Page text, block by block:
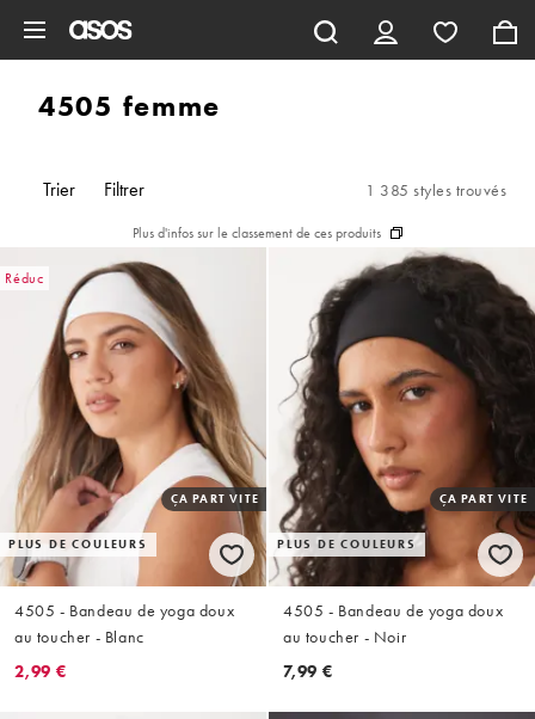
4505 femme
Trier Filtrer 1 385 styles trouvés
Plus d'infos sur le classement de ces produits
Réduc
PLUS DE COULEURS
ÇA PART VITE
4505 - Bandeau de yoga doux
au toucher - Blanc
2,99 €
PLUS DE COULEURS
ÇA PART VITE
4505 - Bandeau de yoga doux
au toucher - Noir
7,99 €